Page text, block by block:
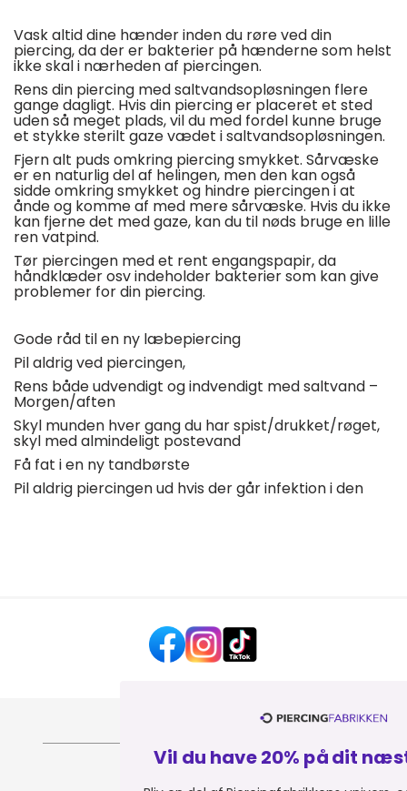
Vaskaltid dine hænder inden du røre ved din
piercing, da der er bakterier på hænderne som helst
ikke skal i nærheden af piercingen.
Rens din piercing med saltvandsopløsningen flere
gange dagligt. Hvis din piercing er placeret et sted
uden så meget plads, vil du med fordel kunne bruge
et stykke sterilt gaze vædet i saltvandsopløsningen.
Fjernalt puds omkring piercing smykket. Sårvæske
er en naturlig del af helingen, men den kan også
sidde omkring smykket og hindre piercingen i at
ånde og komme af med mere sårvæske. Hvis du ikke
kan fjerne det med gaze, kan du til nøds bruge en lille
ren vatpind.
Tør piercingen med et rent engangspapir, da
håndklæder osv indeholder bakterier som kan give
problemer for din piercing.
Gode råd til en ny læbepiercing
Pil aldrig ved piercingen,
Rens både udvendigt og indvendigt med saltvand –
Morgen/aften
Skyl munden hver gang du har spist/drukket/røget,
skyl med almindeligt postevand
Få fat i en ny tandbørste
Pil aldrig piercingen ud hvis der går infektion i den
OM PIERCINGFABRIKKEN
Vil du have 20% på dit næste køb? 💎